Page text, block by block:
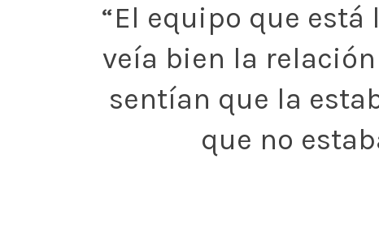
“El equipo que está
veía bien la
sentían que la
que no